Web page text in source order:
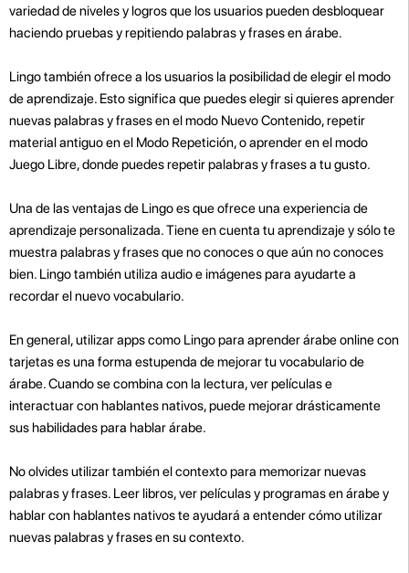
variedad de niveles y logros que los usuarios pueden desbloquear
haciendo pruebas y repitiendo palabras y frases en árabe.
Lingo también ofrece a los usuarios la posibilidad de elegir el modo
de aprendizaje. Esto significa que puedes elegir si quieres aprender
nuevas palabras y frases en el modo Nuevo Contenido, repetir
material antiguo en el Modo Repetición, o aprender en el modo
Juego Libre, donde puedes repetir palabras y frases a tu gusto.
Una de las ventajas de Lingo es que ofrece una experiencia de
aprendizaje personalizada. Tiene en cuenta tu aprendizaje y sólo te
muestra palabras y frases que no conoces o que aún no conoces
bien. Lingo también utiliza audio e imágenes para ayudarte a
recordar el nuevo vocabulario.
En general, utilizar apps como Lingo para aprender árabe online con
tarjetas es una forma estupenda de mejorar tu vocabulario de
árabe. Cuando se combina con la lectura, ver películas e
interactuar con hablantes nativos, puede mejorar drásticamente
sus habilidades para hablar árabe.
No olvides utilizar también el contexto para memorizar nuevas
palabras y frases. Leer libros, ver películas y programas en árabe y
hablar con hablantes nativos te ayudará a entender cómo utilizar
nuevas palabras y frases en su contexto.